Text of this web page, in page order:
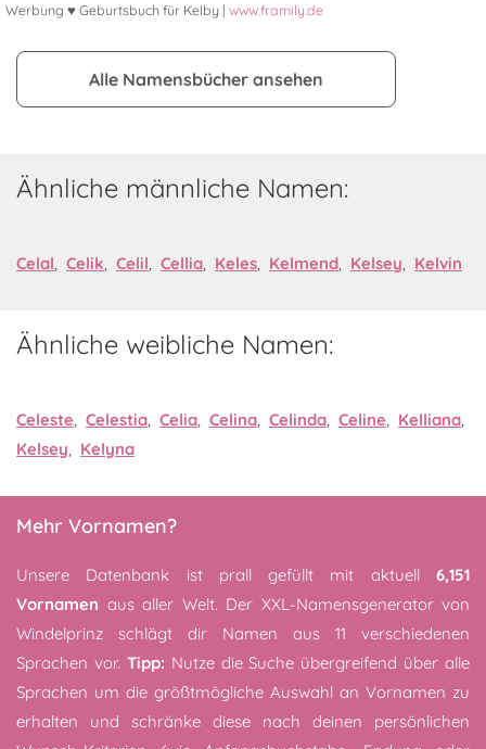
Werbung ♥ Geburtsbuch für Kelby | www.framily.de
Alle Namensbücher ansehen
Ähnliche männliche Namen:
Celal, Celik, Celil, Cellia, Keles, Kelmend, Kelsey, Kelvin
Ähnliche weibliche Namen:
Celeste, Celestia, Celia, Celina, Celinda, Celine, Kelliana,
Kelsey, Kelyna
Mehr Vornamen?
Unsere Datenbank ist prall gefüllt mit aktuell 6,151
Vornamen aus aller Welt. Der XXL-Namensgenerator von
Windelprinz schlägt dir Namen aus 11 verschiedenen
Sprachen vor. Tipp: Nutze die Suche übergreifend über alle
Sprachen um die größtmögliche Auswahl an Vornamen zu
erhalten und schränke diese nach deinen persönlichen